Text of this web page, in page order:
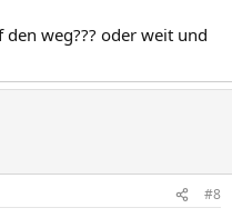
weg??? oder weit und
#8